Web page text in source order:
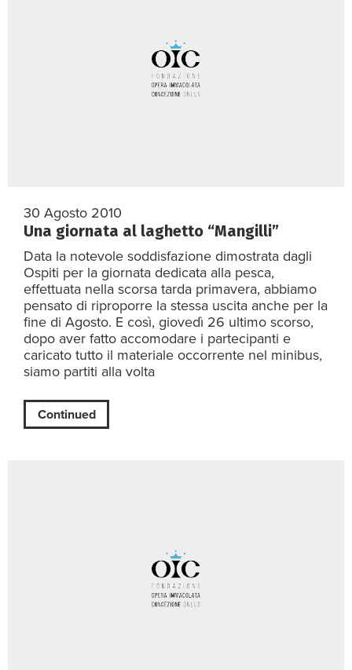
30 Agosto 2010
Una giornata al laghetto “Mangilli”
Data la notevole soddisfazione dimostrata dagli
Ospiti per la giornata dedicata alla pesca,
effettuata nella scorsa tarda primavera, abbiamo
pensato di riproporre la stessa uscita anche per la
fine di Agosto. E così, giovedì 26 ultimo scorso,
dopo aver fatto accomodare i partecipanti e
caricato tutto il materiale occorrente nel minibus,
siamo partiti alla volta
Continued